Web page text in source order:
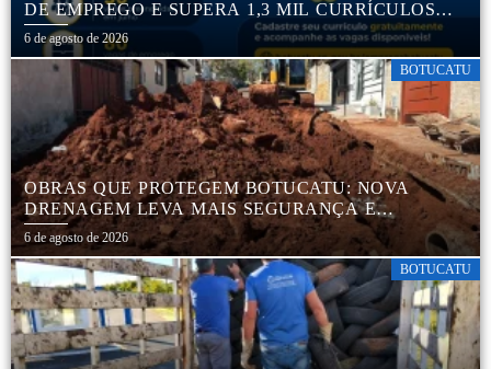
DE EMPREGO E SUPERA 1,3 MIL CURRÍCULOS
CADASTRADOS
6 de agosto de 2026
BOTUCATU
OBRAS QUE PROTEGEM BOTUCATU: NOVA
DRENAGEM LEVA MAIS SEGURANÇA E
TRANQUILIDADE AOS MORADORES DA COHAB
5
6 de agosto de 2026
BOTUCATU